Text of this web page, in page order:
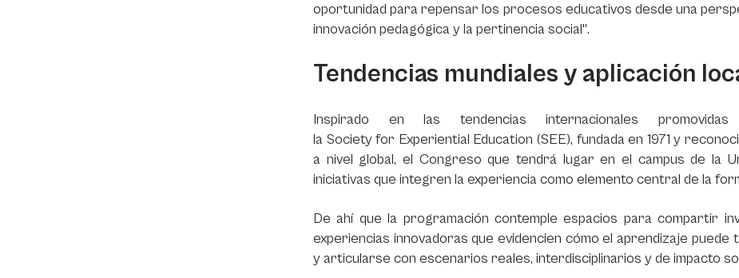
oportunidad para repensar los procesos educativos desde una
innovación pedagógica y la pertinencia social".
Tendencias mundiales y aplicación
Inspirado en las tendencias internacionales
la Society for Experiential Education (SEE), fundada en 1971 y
a nivel global, el Congreso que tendrá lugar en el campus de la
iniciativas que integren la experiencia como elemento central de la
De ahí que la programación contemple espacios para compartir
experiencias innovadoras que evidencien cómo el aprendizaje
y articularse con escenarios reales, interdisciplinarios y de impacto